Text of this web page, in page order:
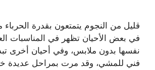
قليل من النجوم يتمتعون بقدرة الحرباء
في بعض الأحيان تظهر في المناسبات
نفسها بدون ملابس، وفي أحيان أخرى
فني للمشي، وقد مرت بمراحل عديدة